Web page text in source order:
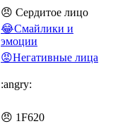
😠 Сердитое лицо
😂Смайлики и
эмоции
😡Негативные лица
:angry:
😠 1F620